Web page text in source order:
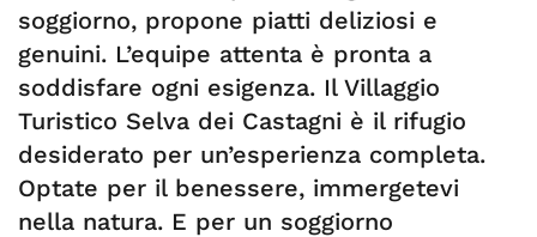
soggiorno, propone piatti deliziosi e
genuini. L’equipe attenta è pronta a
soddisfare ogni esigenza. Il Villaggio
Turistico Selva dei Castagni è il rifugio
desiderato per un’esperienza completa.
Optate per il benessere, immergetevi
nella natura. E per un soggiorno